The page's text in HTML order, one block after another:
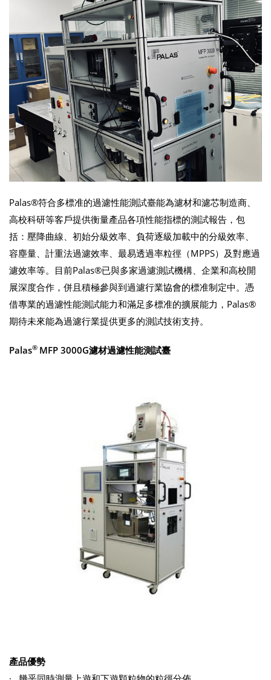
Palas®符合多標准的過濾性能測試臺能為濾材和濾芯制造商、
高校科研等客戶提供衡量產品各項性能指標的測試報告，包
括：壓降曲線、初始分級效率、負荷逐級加載中的分級效率、
容塵量、計重法過濾效率、最易透過率粒徑（MPPS）及對應過
濾效率等。目前Palas®已與多家過濾測試機構、企業和高校開
展深度合作，併且積極參與到過濾行業協會的標准制定中。憑
借專業的過濾性能測試能力和滿足多標准的擴展能力，Palas®
期待未來能為過濾行業提供更多的測試技術支持。
Palas® MFP 3000G濾材過濾性能測試臺
產品優勢